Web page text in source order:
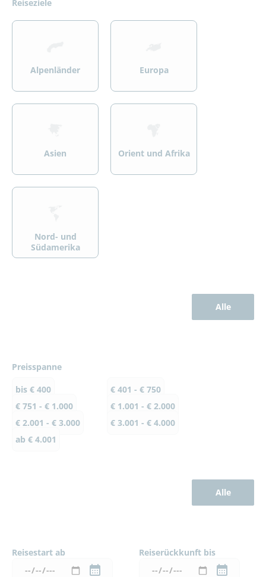
Reiseziele
>
Alpenländer
>
Europa
>
Asien
>
Orient und Afrika
>
Nord- und
Südamerika
Alle
Preisspanne
bis € 400
€ 401 - € 750
€ 751 - € 1.000
€ 1.001 - € 2.000
€ 2.001 - € 3.000
€ 3.001 - € 4.000
ab € 4.001
Alle
Reisestart ab Reiserückkunft bis